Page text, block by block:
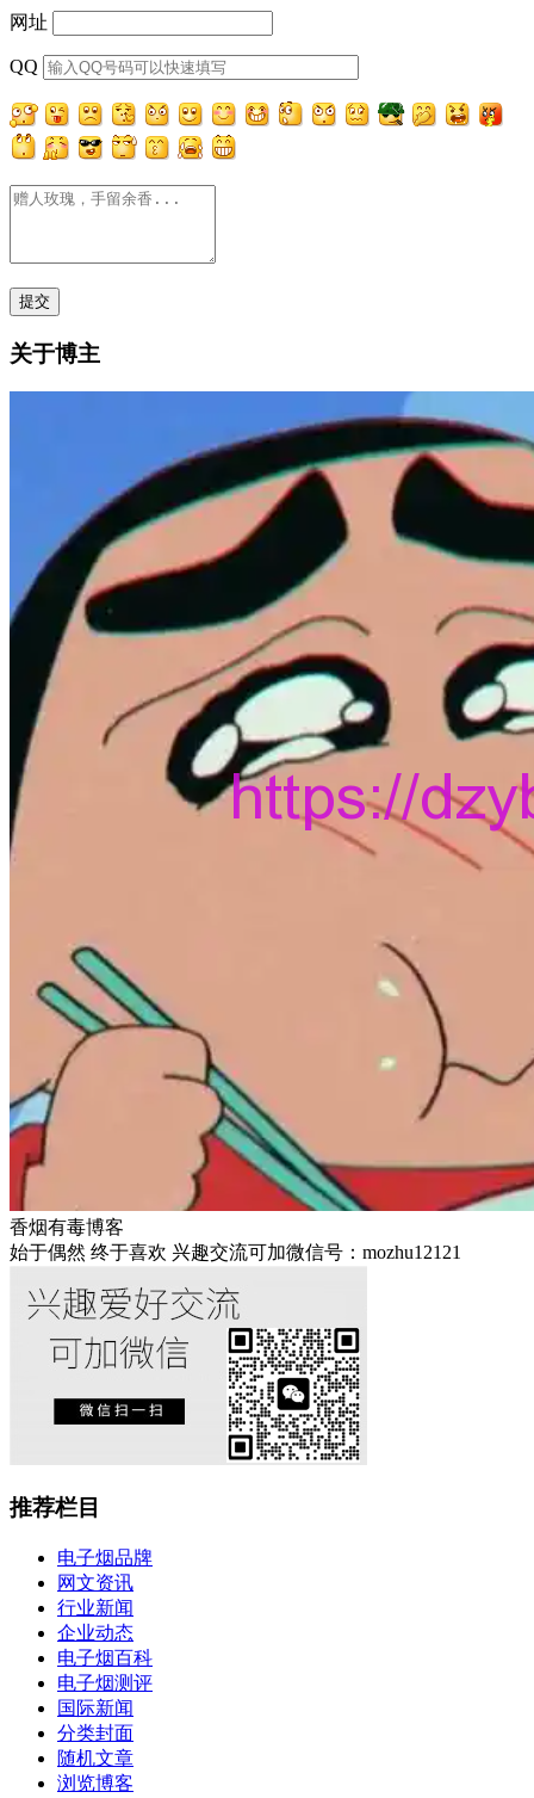
网址
QQ
关于博主
香烟有毒博客
始于偶然 终于喜欢 兴趣交流可加微信号：mozhu12121
推荐栏目
电子烟品牌
网文资讯
行业新闻
企业动态
电子烟百科
电子烟测评
国际新闻
分类封面
随机文章
浏览博客